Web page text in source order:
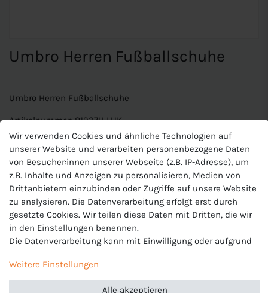
Umbro Herren Fußballschuhe
Umbro Herren Fußballschuhe
Artikelnummer: 81927U LUK
Modell: Umbro Velocita Elixir Pro FG
FG (Firm Ground, Fester Untergrund)
Pro Weave-Obermaterial der zweiten Generation
Pebax Powered Sprint+ Außensohle sorgt für verbesserte
Energierückgabe
Stollenkonfiguration für Halt in alle Richtungen
für Schnelligkeit gebaut
Produktnummer
Wir verwenden Cookies und ähnliche Technologien auf
unserer Website und verarbeiten personenbezogene Daten
von Besucher:innen unserer Webseite (z.B. IP-Adresse), um
z.B. Inhalte und Anzeigen zu personalisieren, Medien von
Drittanbietern einzubinden oder Zugriffe auf unsere Website
zu analysieren. Die Datenverarbeitung erfolgt erst durch
gesetzte Cookies. Wir teilen diese Daten mit Dritten, die wir
in den Einstellungen benennen.
Die Datenverarbeitung kann mit Einwilligung oder aufgrund
kann erteilt oder abgelehnt werden. Es besteht das Recht,
nicht einzuwilligen und die Einwilligung zu einem späteren
Weitere Einstellungen
Alle akzeptieren